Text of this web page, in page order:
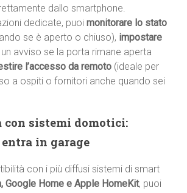
dallo smartphone.
dedicate, puoimonitorare lo stato
se è aperto o chiuso), impostare
avviso se la porta rimane aperta
l’accesso da remoto (ideale per
a ospiti o fornitori anche quando sei
sistemi domotici:
in garage
con i più diffusi sistemi di smart
Google Home e Apple HomeKit, puoi